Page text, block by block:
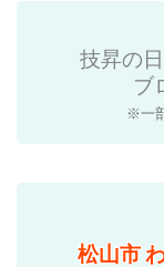
技昇の
ブ
※一
松山市